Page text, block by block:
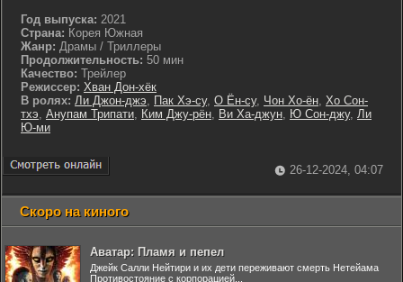
Год выпуска: 2021
Страна: Корея Южная
Жанр: Драмы / Триллеры
Продолжительность: 50 мин
Качество: Трейлер
Режиссер: Хван Дон-хёк
В ролях: Ли Джон-джэ, Пак Хэ-су, О Ён-су, Чон Хо-ён, Хо Сон-
тхэ, Анупам Трипати, Ким Джу-рён, Ви Ха-джун, Ю Сон-джу, Ли
Ю-ми
26-12-2024, 04:07
Скоро на киного
Аватар: Пламя и пепел
Джейк Салли Нейтири и их дети переживают смерть Нетейама
Противостояние с корпорацией...